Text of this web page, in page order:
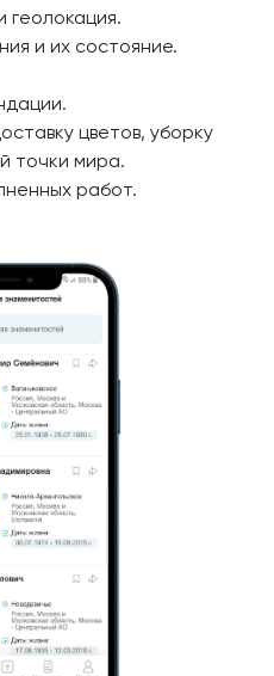
и их состояние.
цветов, уборку
точки мира.
работ.